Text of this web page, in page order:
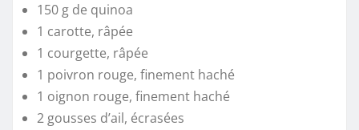
150 g de quinoa
1 carotte, râpée
1 courgette, râpée
1 poivron rouge, finement haché
1 oignon rouge, finement haché
2 gousses d’ail, écrasées